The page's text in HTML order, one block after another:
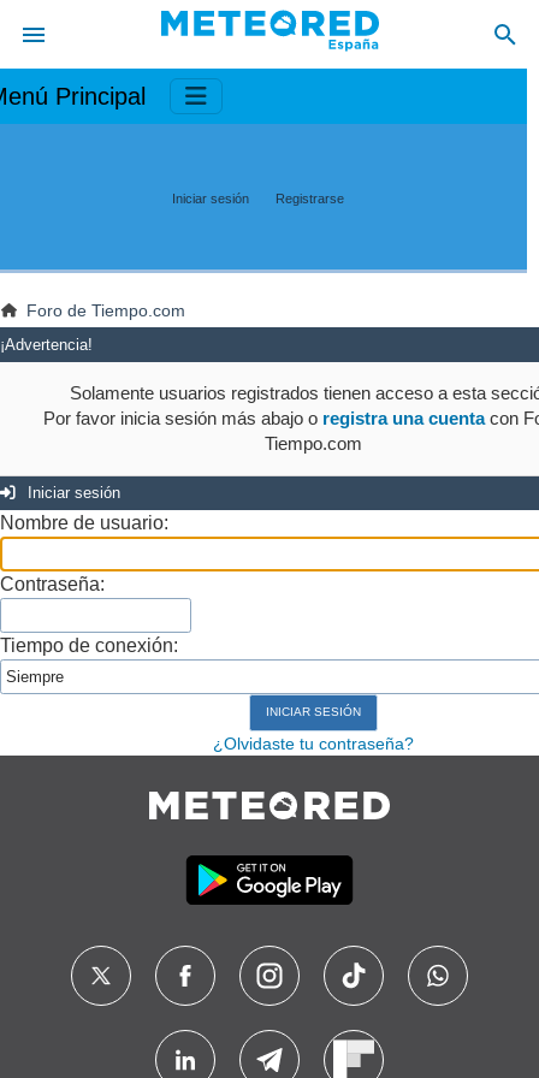
Principal
Iniciar sesión Registrarse
Foro de Tiempo.com
¡Advertencia!
Solamente usuarios registrados tienen acceso a esta
Por favor inicia sesión más abajo o registra una cuentacon
Tiempo.com
Iniciar sesión
Nombre de usuario:
Contraseña:
Tiempo de conexión:
¿Olvidaste tu contraseña?